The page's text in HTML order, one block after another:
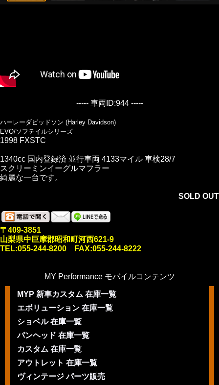
----- 車両ID:944 -----
ハーレーダビッドソン (Harley Davidson)
EVO/ソフテイルシリーズ
1998 FXSTC
1340cc 国内登録済 並行車両 4133マイル 車検28/7
スクリーミンイーグルマフラー
綺麗な一台です。
SOLD OUT
〒409-3851
山梨県中巨摩郡昭和町河西621-9
TEL:055-244-8200 FAX:055-244-8222
MY Performance モバイルコンテンツ
MYP 新車カスタム 在庫一覧
エボリューション 在庫一覧
ショベル 在庫一覧
パンヘッド 在庫一覧
カスタム 在庫一覧
アウトレット 在庫一覧
ヴィンテージ パーツ販売